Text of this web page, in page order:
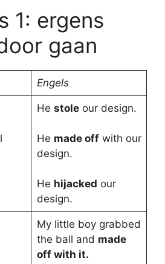
1: ergens
gaan
Engels
He stoleour design.
He made offwith our
design.
He hijacked our
design.
My little boy grabbed
the ball and made
off with it.